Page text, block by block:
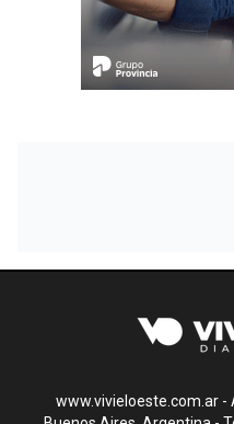
www.vivieloeste.com.ar -